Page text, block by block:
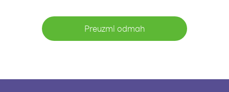
Preuzmi odmah